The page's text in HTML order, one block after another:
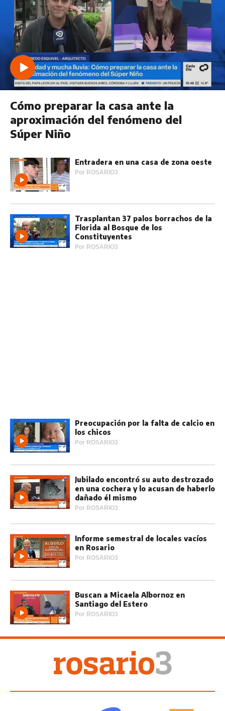
Cómo preparar la casa ante la
aproximación del fenómeno del
Súper Niño
Entradera en una casa de zona oeste
Por ROSARIO3
Trasplantan 37 palos borrachos de la
Florida al Bosque de los
Constituyentes
Por ROSARIO3
Preocupación por la falta de calcio en
los chicos
Por ROSARIO3
Jubilado encontró su auto destrozado
en una cochera y lo acusan de haberlo
dañado él mismo
Por ROSARIO3
Informe semestral de locales vacíos
en Rosario
Por ROSARIO3
Buscan a Micaela Albornoz en
Santiago del Estero
Por ROSARIO3